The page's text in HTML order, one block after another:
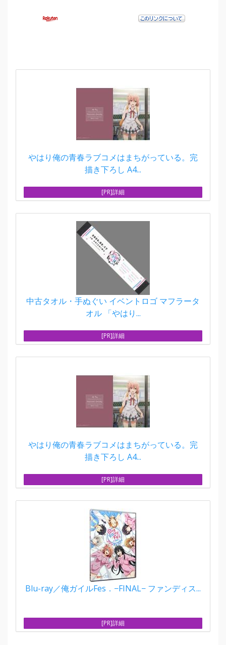
やはり俺の青春ラブコメはまちがっている。完
描き下ろし A4...
[PR]詳細
中古タオル・手ぬぐい イベントロゴ マフラータ
オル 「やはり...
[PR]詳細
やはり俺の青春ラブコメはまちがっている。完
描き下ろし A4...
[PR]詳細
Blu-ray／俺ガイルFes．−FINAL− ファンディス...
[PR]詳細